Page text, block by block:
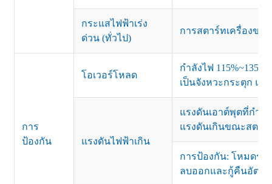
กระแสไฟฟ้าเร่ง
ด่วน (ทั่วไป)
การสตาร์ทเครื่องขณะ
การ
ป้องกัน
โอเวอร์โหลด
กำลังไฟ
เป็นจังหวะกระตุก แ
แรงดันไฟฟ้าเกิน
แรงดันเอาต์พุตที่กำห
แรงดันเกินขณะสตาร์
การป้องกัน: โหมดระ
ลบออกและกู้คืนอัตโ